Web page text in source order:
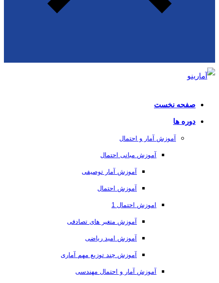
صفحه نخست
دوره ها
آموزش آمار و احتمال
آموزش مبانی احتمال
آموزش آمار توصیفی
آموزش احتمال
اموزش احتمال 1
آموزش متغیر های تصادفی
آموزش امید ریاضی
آموزش چند توزیع مهم آماری
آموزش آمار و احتمال مهندسی